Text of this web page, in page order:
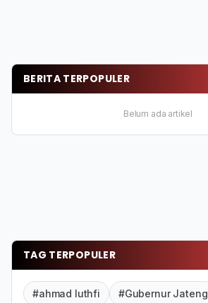
BERITA TERPOPULER
Belum ada artikel
TAG TERPOPULER
#ahmad luthfi #Gubernur Jateng